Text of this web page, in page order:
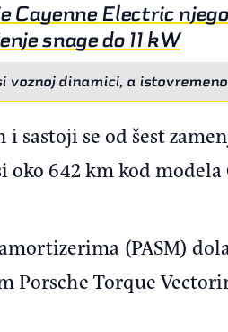
Cayenne Electric
snage do 11 kW
dinamici, a
sastoji se od šest
642 km kod modela
(PASM)
Porsche Torque